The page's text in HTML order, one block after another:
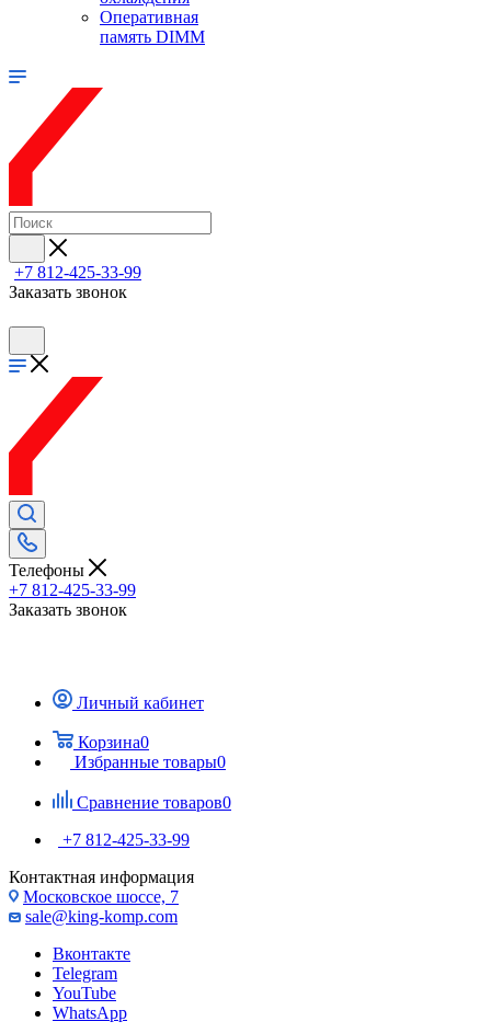
Оперативная
память DIMM
+7 812-425-33-99
Заказать звонок
Телефоны
+7 812-425-33-99
Заказать звонок
Личный кабинет
Корзина0
Избранные товары0
Сравнение товаров0
+7 812-425-33-99
Контактная информация
Московское шоссе, 7
sale@king-komp.com
Вконтакте
Telegram
YouTube
WhatsApp